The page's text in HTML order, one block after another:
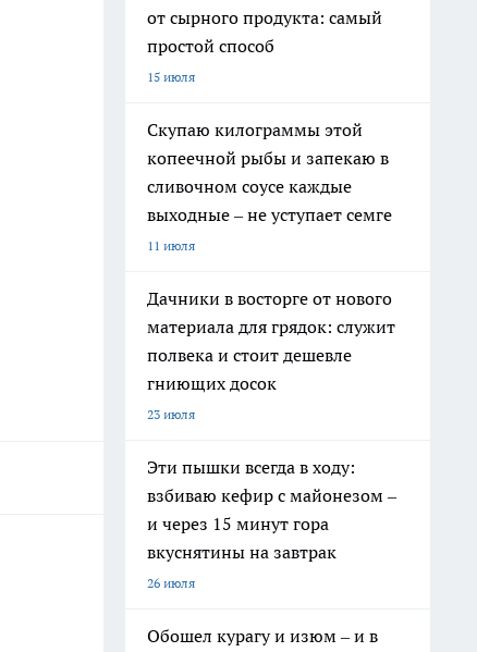
от сырного продукта: самый
простой способ
15 июля
Скупаю килограммы этой
копеечной рыбы и запекаю в
сливочном соусе каждые
выходные – не уступает семге
11 июля
Дачники в восторге от нового
материала для грядок: служит
полвека и стоит дешевле
гниющих досок
23 июля
Эти пышки всегда в ходу:
взбиваю кефир с майонезом –
и через 15 минут гора
вкуснятины на завтрак
26 июля
Обошел курагу и изюм – и в